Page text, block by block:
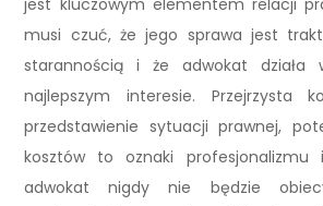
jest kluczowym elementem relacji
musi czuć, że jego sprawa jest
starannością i że adwokat działa
najlepszym interesie. Przejrzysta
przedstawienie sytuacji prawnej,
kosztów to oznaki profesjonalizmu
adwokat nigdy nie będzie